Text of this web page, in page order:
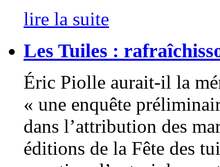
lire la suite
Les Tuiles :
Éric Piolle aurait-il la
« une enquête
dans l’attribution des
éditions de la Fête des